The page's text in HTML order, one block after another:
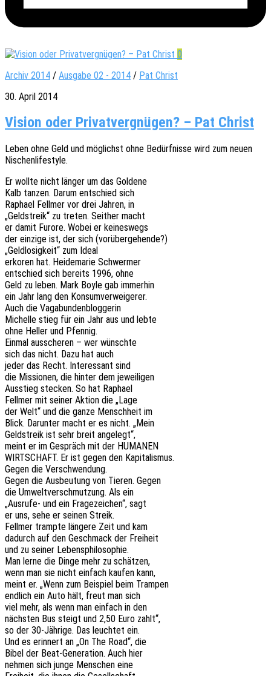
0
Archiv 2014 / Ausgabe 02 - 2014 / Pat Christ
30. April 2014
Vision oder Privatvergnügen? – Pat Christ
Leben ohne Geld und möglichst ohne Bedürf­nis­se wird zum neuen
Nischenlifestyle.
Er wollte nicht länger um das Goldene
Kalb tanzen. Darum entschied sich
Rapha­el Fell­mer vor drei Jahren, in
„Geld­streik“ zu treten. Seit­her macht
er damit Furore. Wobei er keineswegs
der einzi­ge ist, der sich (vorüber­ge­hen­de?)
„Geld­lo­sig­keit“ zum Ideal
erko­ren hat. Heide­ma­rie Schwermer
entschied sich bereits 1996, ohne
Geld zu leben. Mark Boyle gab immerhin
ein Jahr lang den Konsumverweigerer.
Auch die Vagabundenbloggerin
Michel­le stieg für ein Jahr aus und lebte
ohne Heller und Pfennig.
Einmal aussche­ren – wer wünschte
sich das nicht. Dazu hat auch
jeder das Recht. Inter­es­sant sind
die Missio­nen, die hinter dem jeweiligen
Ausstieg stecken. So hat Raphael
Fell­mer mit seiner Aktion die „Lage
der Welt“ und die ganze Mensch­heit im
Blick. Darun­ter macht er es nicht. „Mein
Geld­streik ist sehr breit angelegt“,
meint er im Gespräch mit der HUMANEN
WIRTSCHAFT. Er ist gegen den Kapitalismus.
Gegen die Verschwendung.
Gegen die Ausbeu­tung von Tieren. Gegen
die Umwelt­ver­schmut­zung. Als ein
„Ausru­fe- und ein Frage­zei­chen“, sagt
er uns, sehe er seinen Streik.
Fell­mer tramp­te länge­re Zeit und kam
dadurch auf den Geschmack der Freiheit
und zu seiner Lebensphilosophie.
Man lerne die Dinge mehr zu schätzen,
wenn man sie nicht einfach kaufen kann,
meint er. „Wenn zum Beispiel beim Trampen
endlich ein Auto hält, freut man sich
viel mehr, als wenn man einfach in den
nächs­ten Bus steigt und 2,50 Euro zahlt“,
so der 30-Jähri­ge. Das leuch­tet ein.
Und es erin­nert an „On The Road“, die
Bibel der Beat-Gene­ra­ti­on. Auch hier
nehmen sich junge Menschen eine